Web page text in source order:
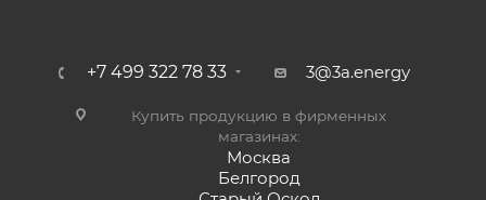
+7 499 322 78 33 3@3a.energy
Купить продукцию в фирменных
магазинах:
Москва
Белгород